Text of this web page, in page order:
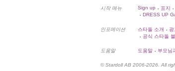
시작 메뉴 Sign up • 표지 •
• DRESS UP
인포메이션 스타돌 소개 • 광
• 공식 스타돌
도움말 도움말 • 부모님
© Stardoll AB 2006-2026. All